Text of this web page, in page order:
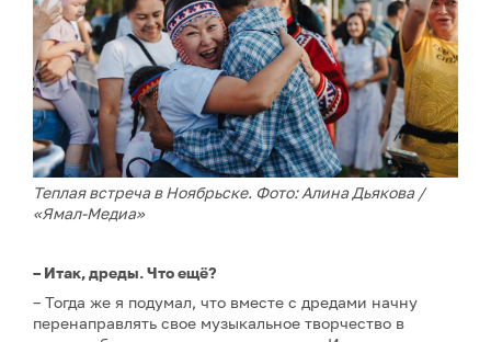
Теплая встреча в Ноябрьске. Фото: Алина Дьякова /
«Ямал-Медиа»
– Итак, дреды. Что ещё?
– Тогда же я подумал, что вместе с дредами начну
перенаправлять свое музыкальное творчество в